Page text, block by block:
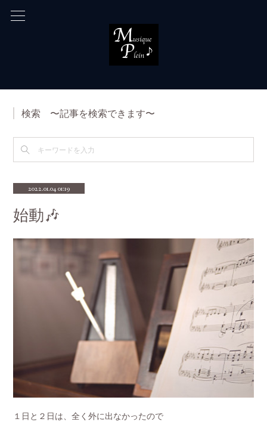
検索 〜記事を検索できます〜
2022.01.04 01:19
始動🎶
１日と２日は、全く外に出なかったので